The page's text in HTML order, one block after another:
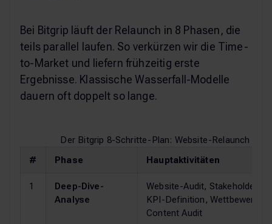
Bei Bitgrip läuft der Relaunch in 8 Phasen, die
teils parallel laufen. So verkürzen wir die Time-
to-Market und liefern frühzeitig erste
Ergebnisse. Klassische Wasserfall-Modelle
dauern oft doppelt so lange.
Der Bitgrip 8-Schritte-Plan: Website-Relaunch von
#
Phase Hauptaktivitäten
1
Deep-Dive-
Analyse
Website-Audit, Stakeholder-
KPI-Definition,
Content Audit